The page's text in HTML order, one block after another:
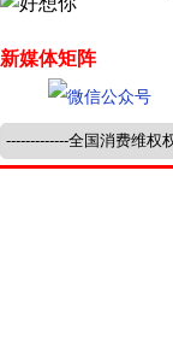
新媒体矩阵